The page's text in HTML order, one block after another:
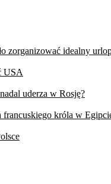
zorganizować idealny
USA
uderza w Rosję?
francuskiego króla w